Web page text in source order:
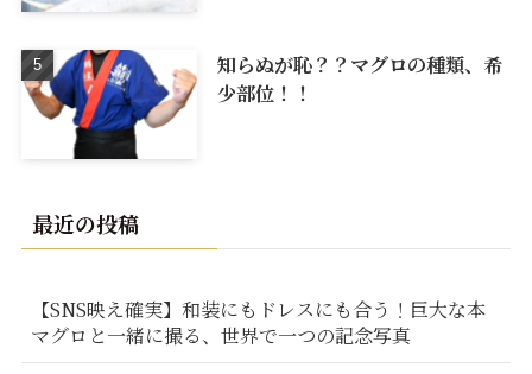
知らぬが恥？？マグロの種類、希
少部位！！
最近の投稿
【SNS映え確実】和装にもドレスにも合う！巨大な本
マグロと一緒に撮る、世界で一つの記念写真